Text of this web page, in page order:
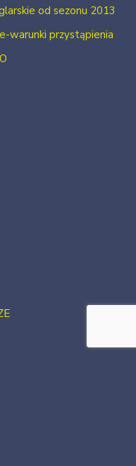
od sezonu 2013
warunki przystąpienia